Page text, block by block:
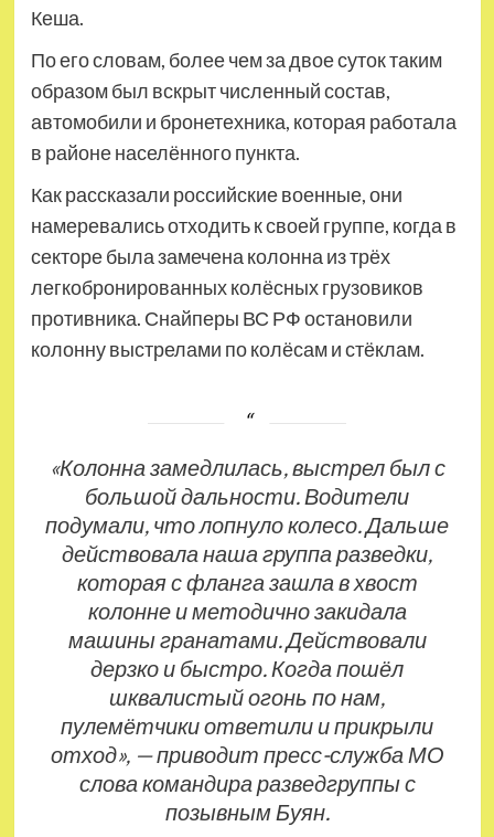
Кеша.
По его словам, более чем за двое суток таким
образом был вскрыт численный состав,
автомобили и бронетехника, которая работала
в районе населённого пункта.
Как рассказали российские военные, они
намеревались отходить к своей группе, когда в
секторе была замечена колонна из трёх
легкобронированных колёсных грузовиков
противника. Снайперы ВС РФ остановили
колонну выстрелами по колёсам и стёклам.
«Колонна замедлилась, выстрел был с
большой дальности. Водители
подумали, что лопнуло колесо. Дальше
действовала наша группа разведки,
которая с фланга зашла в хвост
колонне и методично закидала
машины гранатами. Действовали
дерзко и быстро. Когда пошёл
шквалистый огонь по нам,
пулемётчики ответили и прикрыли
отход», — приводит пресс-служба МО
слова командира разведгруппы с
позывным Буян.